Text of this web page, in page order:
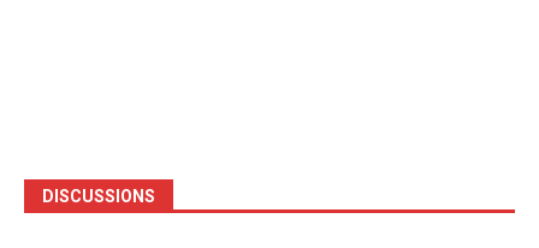
DISCUSSIONS